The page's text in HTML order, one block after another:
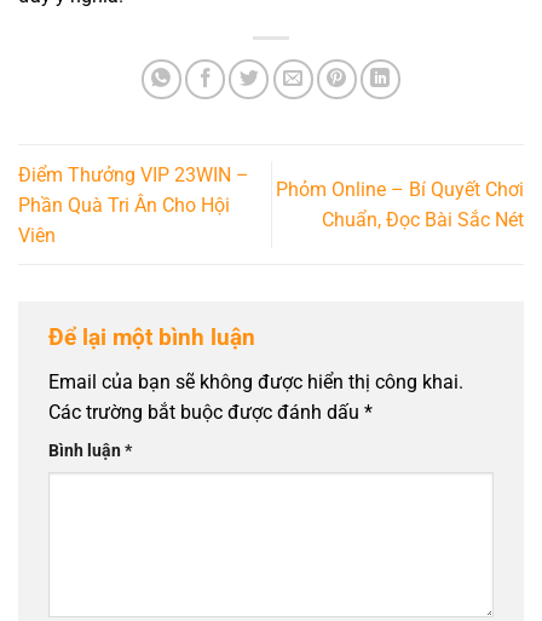
Điểm Thưởng VIP 23WIN –
Phần Quà Tri Ân Cho Hội
Viên
Phỏm Online – Bí Quyết Chơi
Chuẩn, Đọc Bài Sắc Nét
Để lại một bình luận
Email của bạn sẽ không được hiển thị công khai.
Các trường bắt buộc được đánh dấu *
Bình luận*